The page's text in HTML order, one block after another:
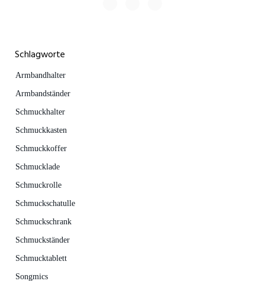
Schlagworte
Armbandhalter
Armbandständer
Schmuckhalter
Schmuckkasten
Schmuckkoffer
Schmucklade
Schmuckrolle
Schmuckschatulle
Schmuckschrank
Schmuckständer
Schmucktablett
Songmics